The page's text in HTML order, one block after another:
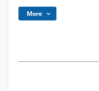
More